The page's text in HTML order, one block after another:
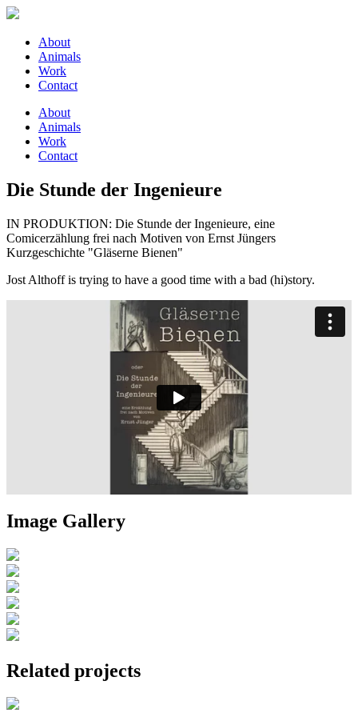
About
Animals
Work
Contact
About
Animals
Work
Contact
Die Stunde der Ingenieure
IN PRODUKTION: Die Stunde der Ingenieure, eine
Comicerzählung frei nach Motiven von Ernst Jüngers
Kurzgeschichte "Gläserne Bienen"
Jost Althoff is trying to have a good time with a bad (hi)story.
Image Gallery
Related projects